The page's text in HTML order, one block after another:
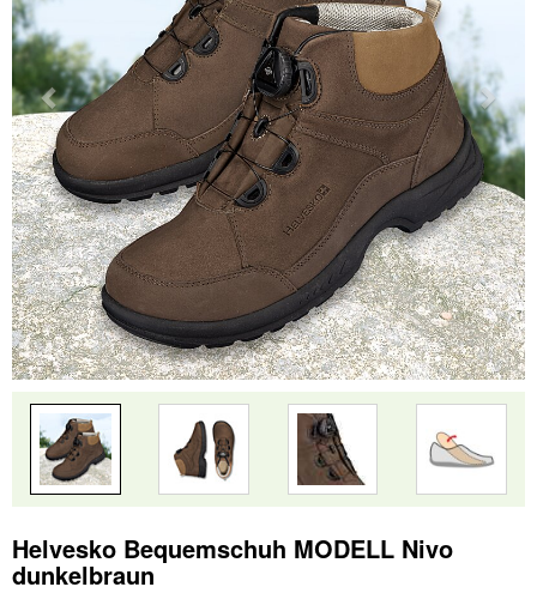
Helvesko Bequemschuh MODELL Nivo
dunkelbraun